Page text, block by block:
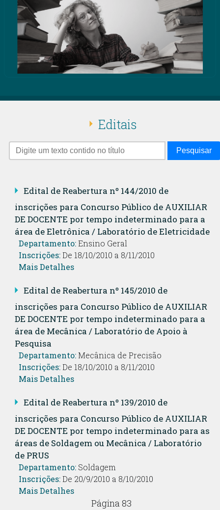
Editais
Pesquisar
Edital de Reabertura nº 144/2010 de
inscrições para Concurso Público de AUXILIAR
DE DOCENTE por tempo indeterminado para a
área de Eletrônica / Laboratório de Eletricidade
Departamento:Ensino Geral
Inscrições:De 18/10/2010 a 8/11/2010
Mais Detalhes
Edital de Reabertura nº 145/2010 de
inscrições para Concurso Público de AUXILIAR
DE DOCENTE por tempo indeterminado para a
área de Mecânica / Laboratório de Apoio à
Pesquisa
Departamento:Mecânica de Precisão
Inscrições:De 18/10/2010 a 8/11/2010
Mais Detalhes
Edital de Reabertura nº 139/2010 de
inscrições para Concurso Público de AUXILIAR
DE DOCENTE por tempo indeterminado para as
áreas de Soldagem ou Mecânica / Laboratório
de PRUS
Departamento: Soldagem
Inscrições:De 20/9/2010 a 8/10/2010
Mais Detalhes
Página 83